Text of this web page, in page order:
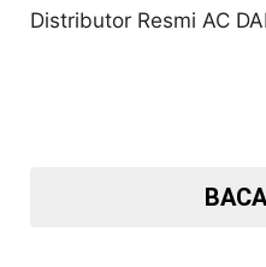
Distributor Resmi AC